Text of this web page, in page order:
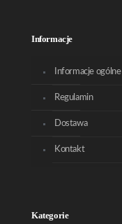
Informacje
Informacje ogólne
Regulamin
Dostawa
Kontakt
Kategorie